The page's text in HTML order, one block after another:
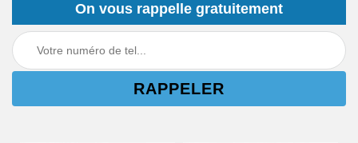
On vous rappelle gratuitement